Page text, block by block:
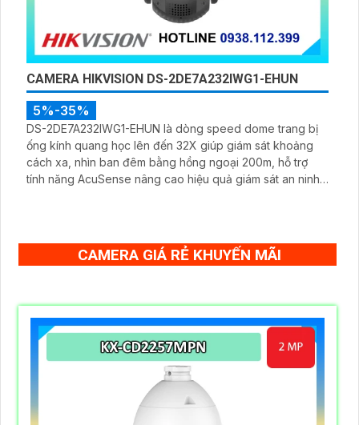
CAMERA HIKVISION DS-2DE7A232IWG1-EHUN
5%-35%
DS-2DE7A232IWG1-EHUN là dòng speed dome trang bị
ống kính quang học lên đến 32X giúp giám sát khoảng
cách xa, nhìn ban đêm bằng hồng ngoại 200m, hỗ trợ
tính năng AcuSense nâng cao hiệu quả giám sát an ninh,
CAMERA GIÁ RẺ KHUYẾN MÃI